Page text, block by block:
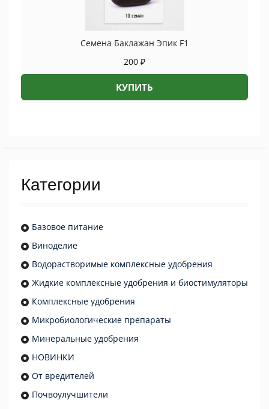
Семена Баклажан Эпик F1
200 ₽
КУПИТЬ
Категории
Базовое питание
Виноделие
Водорастворимые комплексные удобрения
Жидкие комплексные удобрения и биостимуляторы
Комплексные удобрения
Микробиологические препараты
Минеральные удобрения
НОВИНКИ
От вредителей
Почвоулучшители